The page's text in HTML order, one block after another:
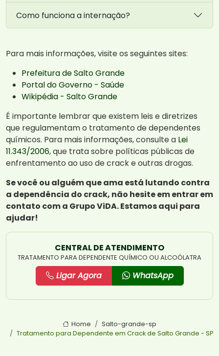
Como funciona a internação?
Para mais informações, visite os seguintes sites:
Prefeitura de Salto Grande
Portal do Governo - Saúde
Wikipédia - Salto Grande
É importante lembrar que existem leis e diretrizes
que regulamentam o tratamento de dependentes
químicos. Para mais informações, consulte a Lei
11.343/2006, que trata sobre políticas públicas de
enfrentamento ao uso de crack e outras drogas.
Se você ou alguém que ama está lutando contra
a dependência do crack, não hesite em entrar em
contato com a Grupo ViDA. Estamos aqui para
ajudar!
CENTRAL DE ATENDIMENTO
TRATAMENTO PARA DEPENDENTE QUÍMICO OU ALCOÓLATRA
Ligar Agora WhatsApp
Home
Salto-grande-sp
Tratamento para Dependente em Crack de Salto Grande - SP